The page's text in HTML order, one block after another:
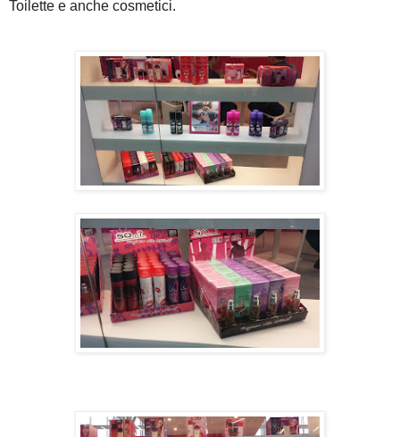
Toilette e anche cosmetici.